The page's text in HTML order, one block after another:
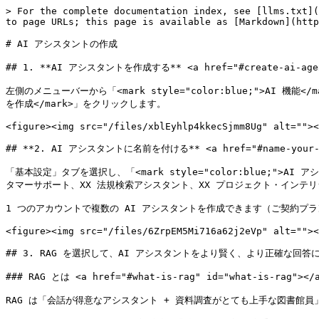
> For the complete documentation index, see [llms.txt](https://docs.maiagent.ai/llms.txt). Markdown versions of documentation pages are available by appending `.md` to page URLs; this page is available as [Markdown](https://docs.maiagent.ai/maiagent-user-guide/maiagent-user-guide-ja/build/setup.md).

# AI アシスタントの作成

## 1. **AI アシスタントを作成する** <a href="#create-ai-agent" id="create-ai-agent"></a>

左側のメニューバーから「<mark style="color:blue;">AI 機能</mark>」内の「<mark style="color:blue;">AI アシスタント</mark>」に進み、右上の「<mark style="color:blue;">+AI アシスタントを作成</mark>」をクリックします。

<figure><img src="/files/xblEyhlp4kkecSjmm8Ug" alt=""><figcaption></figcaption></figure>

## **2. AI アシスタントに名前を付ける** <a href="#name-your-ai-agent" id="name-your-ai-agent"></a>

「基本設定」タブを選択し、「<mark style="color:blue;">AI アシスタント名</mark>」欄に AI アシスタントの名前を入力します。この AI アシスタントの主な役割に合わせて命名できます。例えば、XX AI カスタマーサポート、XX 法規検索アシスタント、XX プロジェクト・インテリジェントアシスタントなどです。

1 つのアカウントで複数の AI アシスタントを作成できます（ご契約プランの内容により数量に制限があります）。

<figure><img src="/files/6ZrpEM5Mi716a62j2eVp" alt=""><figcaption></figcaption></figure>

## 3. RAG を選択して、AI アシスタントをより賢く、より正確な回答に <a href="#select-rag-for-smarter-responses" id="select-rag-for-smarter-responses"></a>

### RAG とは <a href="#what-is-rag" id="what-is-rag"></a>

RAG は「会話が得意なアシスタント + 資料調査がとても上手な図書館員」を組み合わせたものとイメージできます。

一般的な AI アシスタントは、記憶力が非常によく、話し上手な人のようなものですが、以前に学んだ知識しか話すことができません。しかし AI アシスタントが RAG 技術を組み合わせると、質問に答える前に**まず図書館に行って最新の資料を探し**、見つけた内容を自分の言葉でまとめて、わかりやすくお答えするアシスタントのようになります。

MaiAgent プラットフォームでは、この「図書館」が当社の**ナレッジベース**にあたります。AI アシスタントは RAG 技術を活用してナレッジベースから関連資料を見つけ出し、より正確で即時性が高く、ニーズに沿った回答を実現します。

ナレッジベースの設定方法については、次のセクションで詳しく説明します。

{% hint style="info" %}
MaiAgent RAG は、OpenAI 開発者会議で言及された RAG 技術に加え、各種の古典的な NLP アルゴリズムと独自の検索技術を組み合わせています。社内データセットと OpenAI RAG の回答の正確性を比較したところ、両者とも 95% の回答精度を達成しています。
{% endhint %}

### RAG の設定方法 <a href="#rag-settings" id="rag-settings"></a>

「<mark style="color:blue;">RAG 設定</mark>」タブを選択し、「<mark style="color:blue;">RAG</mark>」のドロップダウンメニューから、さまざまな RAG（Retrieval-Augmented Generation、検索拡張生成）を選びます。特別な要件がない場合は、<mark style="color:green;">デフォルトで MaiAgent RAG</mark> となっています。

<figure><img src="/files/FzsG458uIT68Bkt0stLY" alt=""><figcaption></figcaption></figure>

{% hint style="success" %}
OpenAI RAG と比べて、MaiAgent RAG はより多くの付加機能を提供し、さまざまな導入ニーズに柔軟に対応でき、より多様なデータ処理形式に対応し、より強力な検索・生成体験を提供します。

詳細な違いの比較については、[**RAG とは？ MaiAgent RAG と OpenAI RAG の比較表**](/tech/quickstart/rag.md) をご覧ください。
{% endhint %}

### FAQ 優先回答の設定 <a href="#configure-faq-priority" id="configure-faq-priority"></a>

AI アシスタントの回答の正確性と一貫性を確保するために、「FAQ 優先回答」機能を有効にできます。この機能を有効にすると、ナレッジベース内に FAQ コンテンツとその他のドキュメントコンテンツが同時に存在する場合、LLM は FAQ コンテンツを優先的に使用して質問に答え、回答内容があらかじめ作成された標準回答に沿うようにします。

**機能のメリット：**

* **回答の正確性向上**：ナレッジベース内に FAQ とその他のドキュメントが同時に存在する場合、検証済みの FAQ コンテンツを優先的に使用し、AI が独自に生成する可能性のある不正確な回答を減らします
* **回答の一貫性確保**：すべてのユーザーが同じ標準の FAQ 回答を得られるため、サービス品質を維持できます
* **ハルシネーションのリスク低減**：FAQ の標準回答を優先的に参照することで、AI が虚偽または不正確な情報を生成するのを防ぎます

**設定方法：**

1. 「<mark style="color:blue;">回答モード設定</mark>」タブを選択します
2. 「<mark style="color:blue;">ロール指示</mark>」欄に、以下の指示を入力します：

   ```
   請優先使用faq的內容回答使用者問題
   ```

<figure><img src="/files/kVYXlaJLgyo7IMj4t1Uq" alt=""><figcaption></figcaption></figure>

{% hint style="info" %}
この機能を有効にすると、ナレッジベース内に FAQ コンテンツとその他のドキュメントコンテンツが同時に存在する場合、AI アシスタントは FAQ コンテンツを優先的に使用して質問に答えます。関連する FAQ コンテンツが見つからない場合でも、AI アシスタントはその他のナレッジベースのドキュメント内容や一般知識に基づいて回答します。
{% endhint %}

## **4.** モデルを選んで、AI アシスタントに賢い頭脳を選